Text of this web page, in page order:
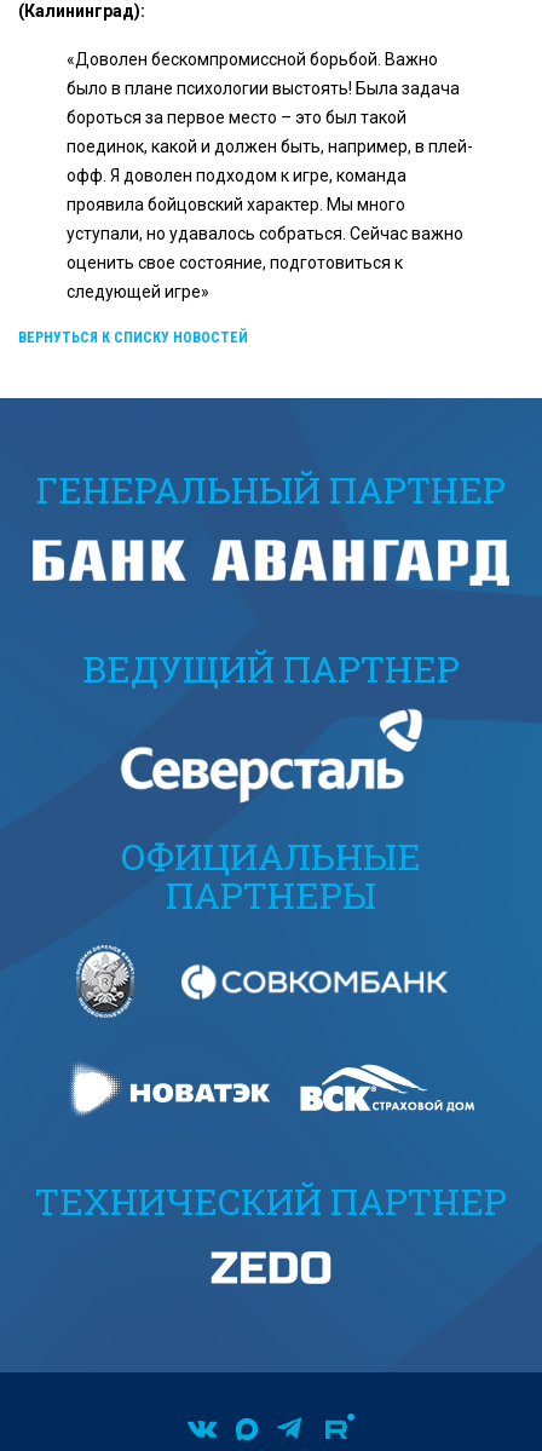
(Калининград):
«Доволен бескомпромиссной борьбой. Важно
было в плане психологии выстоять! Была задача
бороться за первое место – это был такой
поединок, какой и должен быть, например, в плей-
офф. Я доволен подходом к игре, команда
проявила бойцовский характер. Мы много
уступали, но удавалось собраться. Сейчас важно
оценить свое состояние, подготовиться к
следующей игре»
ВЕРНУТЬСЯ К СПИСКУ НОВОСТЕЙ
ГЕНЕРАЛЬНЫЙ ПАРТНЕР
ВЕДУЩИЙ ПАРТНЕР
ОФИЦИАЛЬНЫЕ
ПАРТНЕРЫ
ТЕХНИЧЕСКИЙ ПАРТНЕР